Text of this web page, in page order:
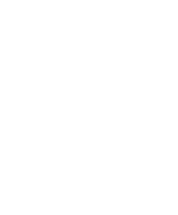
55W BLOOMING 2700°K